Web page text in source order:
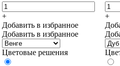
+
Добавить в избранное
Добавить в избранное
Цветовые решения
+